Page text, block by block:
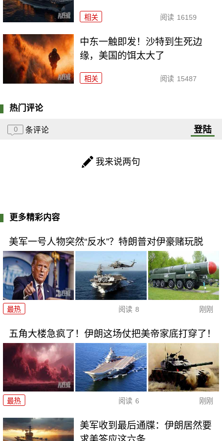
相关 阅读 16159
中东一触即发！沙特到生死边
缘，美国的饵太大了
相关 阅读 15487
热门评论
0 条评论 登陆
我来说两句
更多精彩内容
美军一号人物突然“反水”？特朗普对伊豪赌玩脱
最热 阅读 8 刚刚
五角大楼急疯了！伊朗这场仗把美帝家底打穿了！
最热 阅读 6 刚刚
美军收到最后通牒：伊朗居然要